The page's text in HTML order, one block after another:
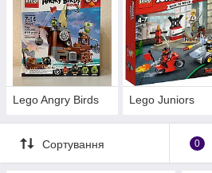
Lego Angry Birds Lego Juniors
Сортування 0